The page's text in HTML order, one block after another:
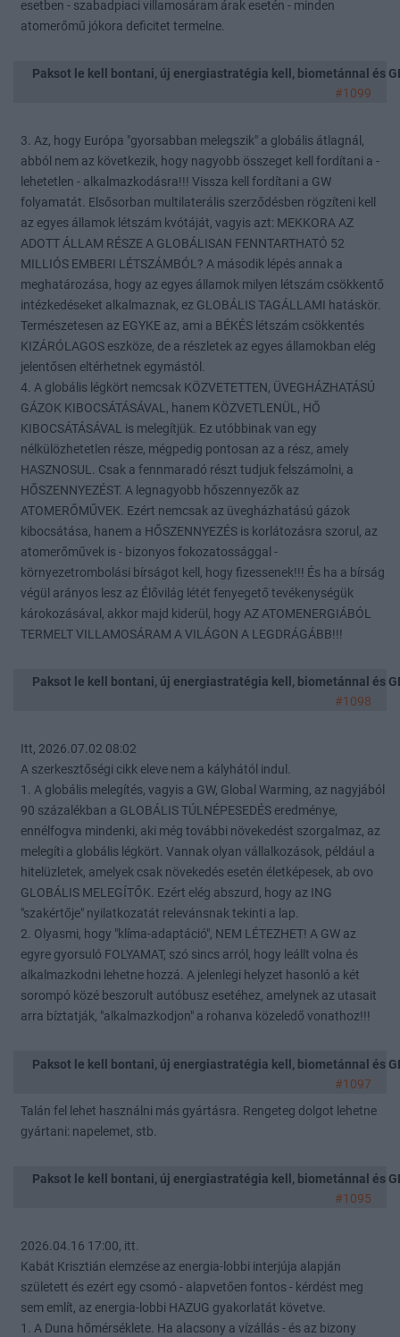
esetben - szabadpiaci villamosáram árak esetén - minden
atomerőmű jókora deficitet termelne.
Paksot le kell bontani, új energiastratégia kell, biometánnal és
#1099
3. Az, hogy Európa "gyorsabban melegszik" a globális átlagnál,
abból nem az következik, hogy nagyobb összeget kell fordítani a -
lehetetlen - alkalmazkodásra!!! Vissza kell fordítani a GW
folyamatát. Elsősorban multilaterális szerződésben rögzíteni kell
az egyes államok létszám kvótáját, vagyis azt: MEKKORA AZ
ADOTT ÁLLAM RÉSZE A GLOBÁLISAN FENNTARTHATÓ 52
MILLIÓS EMBERI LÉTSZÁMBÓL? A második lépés annak a
meghatározása, hogy az egyes államok milyen létszám csökkentő
intézkedéseket alkalmaznak, ez GLOBÁLIS TAGÁLLAMI hatáskör.
Természetesen az EGYKE az, ami a BÉKÉS létszám csökkentés
KIZÁRÓLAGOS eszköze, de a részletek az egyes államokban elég
jelentősen eltérhetnek egymástól.
4. A globális légkört nemcsak KÖZVETETTEN, ÜVEGHÁZHATÁSÚ
GÁZOK KIBOCSÁTÁSÁVAL, hanem KÖZVETLENÜL, HŐ
KIBOCSÁTÁSÁVAL is melegítjük. Ez utóbbinak van egy
nélkülözhetetlen része, mégpedig pontosan az a rész, amely
HASZNOSUL. Csak a fennmaradó részt tudjuk felszámolni, a
HŐSZENNYEZÉST. A legnagyobb hőszennyezők az
ATOMERŐMŰVEK. Ezért nemcsak az üvegházhatású gázok
kibocsátása, hanem a HŐSZENNYEZÉS is korlátozásra szorul, az
atomerőművek is - bizonyos fokozatossággal -
környezetrombolási bírságot kell, hogy fizessenek!!! És ha a bírság
végül arányos lesz az Élővilág létét fenyegető tevékenységük
károkozásával, akkor majd kiderül, hogy AZ ATOMENERGIÁBÓL
TERMELT VILLAMOSÁRAM A VILÁGON A LEGDRÁGÁBB!!!
Paksot le kell bontani, új energiastratégia kell, biometánnal és
#1098
Itt, 2026.07.02 08:02
A szerkesztőségi cikk eleve nem a kályhától indul.
1. A globális melegítés, vagyis a GW, Global Warming, az nagyjából
90 százalékban a GLOBÁLIS TÚLNÉPESEDÉS eredménye,
ennélfogva mindenki, aki még további növekedést szorgalmaz, az
melegíti a globális légkört. Vannak olyan vállalkozások, például a
hitelüzletek, amelyek csak növekedés esetén életképesek, ab ovo
GLOBÁLIS MELEGÍTŐK. Ezért elég abszurd, hogy az ING
"szakértője" nyilatkozatát relevánsnak tekinti a lap.
2. Olyasmi, hogy "klíma-adaptáció", NEM LÉTEZHET! A GW az
egyre gyorsuló FOLYAMAT, szó sincs arról, hogy leállt volna és
alkalmazkodni lehetne hozzá. A jelenlegi helyzet hasonló a két
sorompó közé beszorult autóbusz esetéhez, amelynek az utasait
arra bíztatják, "alkalmazkodjon" a rohanva közeledő vonathoz!!!
Paksot le kell bontani, új energiastratégia kell, biometánnal és
#1097
Talán fel lehet használni más gyártásra. Rengeteg dolgot lehetne
gyártani: napelemet, stb.
Paksot le kell bontani, új energiastratégia kell, biometánnal és
#1095
2026.04.16 17:00, itt.
Kabát Krisztián elemzése az energia-lobbi interjúja alapján
született és ezért egy csomó - alapvetően fontos - kérdést meg
sem említ, az energia-lobbi HAZUG gyakorlatát követve.
1. A Duna hőmérséklete. Ha alacsony a vízállás - és az bizony